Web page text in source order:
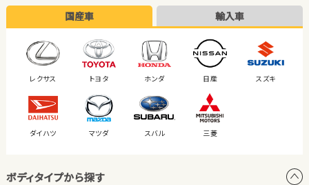
国産車 輸入車
レクサス トヨタ ホンダ 日産 スズキ
ダイハツ マツダ スバル 三菱
ボディタイプから探す